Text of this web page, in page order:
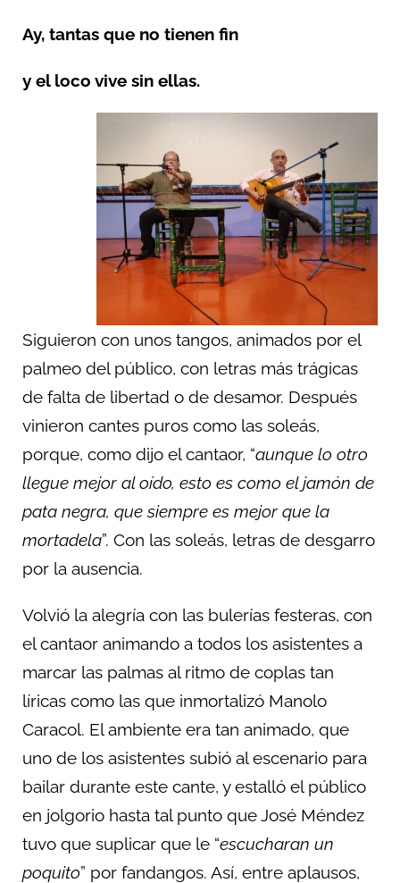
Ay, tantas que no tienen fin
y el loco vive sin ellas.
Siguieron con unos tangos, animados por el
palmeo del público, con letras más trágicas
de falta de libertad o de desamor. Después
vinieron cantes puros como las soleás,
porque, como dijo el cantaor, “aunque lo otro
llegue mejor al oído, esto es como el jamón de
pata negra, que siempre es mejor que la
mortadela”. Con las soleás, letras de desgarro
por la ausencia.
Volvió la alegría con las bulerías festeras, con
el cantaor animando a todos los asistentes a
marcar las palmas al ritmo de coplas tan
líricas como las que inmortalizó Manolo
Caracol. El ambiente era tan animado, que
uno de los asistentes subió al escenario para
bailar durante este cante, y estalló el público
en jolgorio hasta tal punto que José Méndez
tuvo que suplicar que le “escucharan un
poquito” por fandangos. Así, entre aplausos,